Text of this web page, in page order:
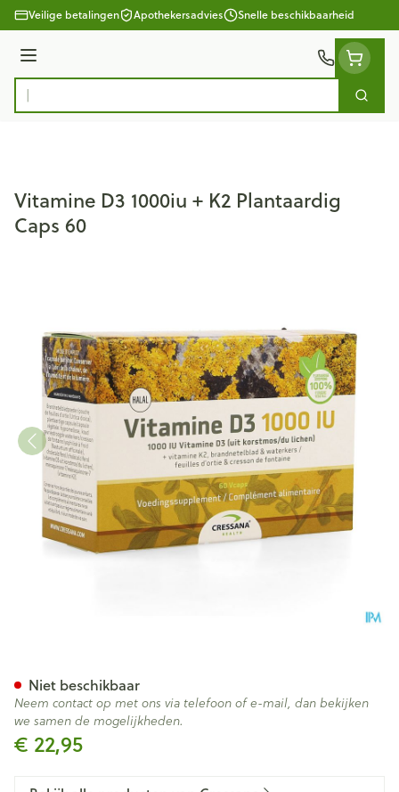
Ga naar de inhoud
Veilige betalingen Apothekersadvies Snelle beschikbaarheid
Menu
Product, merk, categorie...
Zoek
Vitamine D3 1000iu + K2 Plantaardig
Caps 60
€ 22,95
Niet beschikbaar
Neem contact op met ons via telefoon of e-mail, dan bekijken
we samen de mogelijkheden.